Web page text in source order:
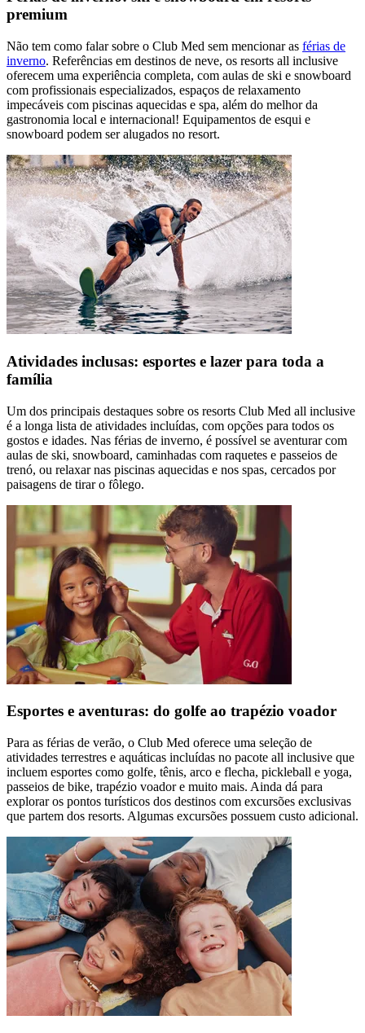
premium
Não tem como falar sobre o Club Med sem mencionar as férias de
inverno. Referências em destinos de neve, os resorts all inclusive
oferecem uma experiência completa, com aulas de ski e snowboard
com profissionais especializados, espaços de relaxamento
impecáveis com piscinas aquecidas e spa, além do melhor da
gastronomia local e internacional! Equipamentos de esqui e
snowboard podem ser alugados no resort.
Atividades inclusas: esportes e lazer para toda a
família
Um dos principais destaques sobre os resorts Club Med all inclusive
é a longa lista de atividades incluídas, com opções para todos os
gostos e idades. Nas férias de inverno, é possível se aventurar com
aulas de ski, snowboard, caminhadas com raquetes e passeios de
trenó, ou relaxar nas piscinas aquecidas e nos spas, cercados por
paisagens de tirar o fôlego.
Esportes e aventuras: do golfe ao trapézio voador
Para as férias de verão, o Club Med oferece uma seleção de
atividades terrestres e aquáticas incluídas no pacote all inclusive que
incluem esportes como golfe, tênis, arco e flecha, pickleball e yoga,
passeios de bike, trapézio voador e muito mais. Ainda dá para
explorar os pontos turísticos dos destinos com excursões exclusivas
que partem dos resorts. Algumas excursões possuem custo adicional.